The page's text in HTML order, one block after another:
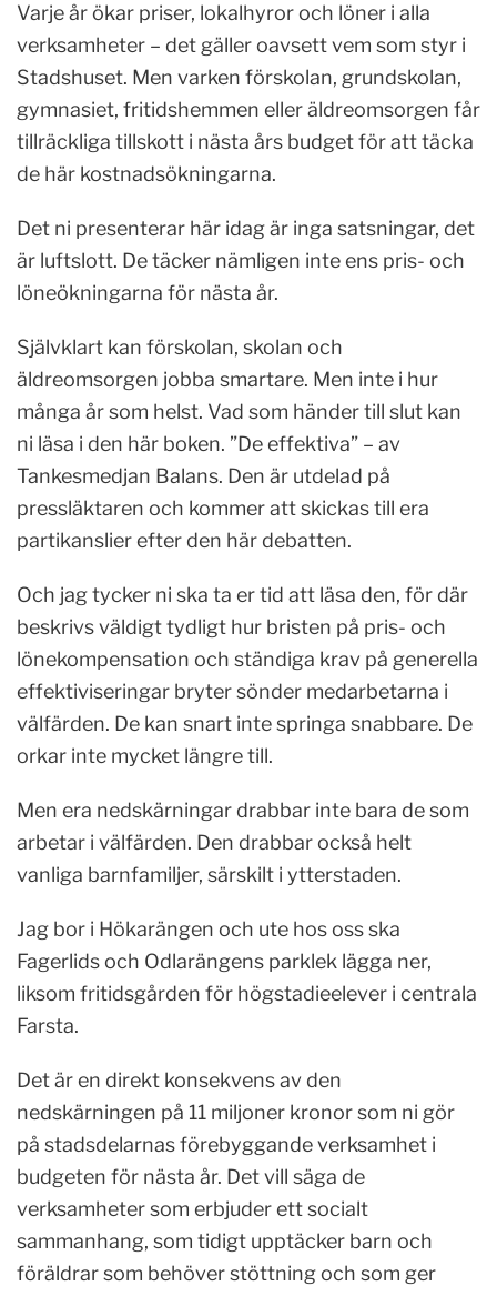
Varje år ökar priser, lokalhyror och löner i alla
verksamheter – det gäller oavsett vem som styr i
Stadshuset. Men varken förskolan, grundskolan,
gymnasiet, fritidshemmen eller äldreomsorgen får
tillräckliga tillskott i nästa års budget för att täcka
de här kostnadsökningarna.
Det ni presenterar här idag är inga satsningar, det
är luftslott. De täcker nämligen inte ens pris- och
löneökningarna för nästa år.
Självklart kan förskolan, skolan och
äldreomsorgen jobba smartare. Men inte i hur
många år som helst. Vad som händer till slut kan
ni läsa i den här boken. ”De effektiva” – av
Tankesmedjan Balans. Den är utdelad på
pressläktaren och kommer att skickas till era
partikanslier efter den här debatten.
Och jag tycker ni ska ta er tid att läsa den, för där
beskrivs väldigt tydligt hur bristen på pris- och
lönekompensation och ständiga krav på generella
effektiviseringar bryter sönder medarbetarna i
välfärden. De kan snart inte springa snabbare. De
orkar inte mycket längre till.
Men era nedskärningar drabbar inte bara de som
arbetar i välfärden. Den drabbar också helt
vanliga barnfamiljer, särskilt i ytterstaden.
Jag bor i Hökarängen och ute hos oss ska
Fagerlids och Odlarängens parklek lägga ner,
liksom fritidsgården för högstadieelever i centrala
Farsta.
Det är en direkt konsekvens av den
nedskärningen på 11 miljoner kronor som ni gör
på stadsdelarnas förebyggande verksamhet i
budgeten för nästa år. Det vill säga de
verksamheter som erbjuder ett socialt
sammanhang, som tidigt upptäcker barn och
föräldrar som behöver stöttning och som ger